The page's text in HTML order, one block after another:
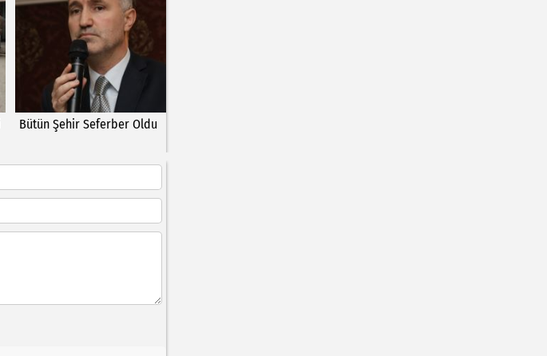
Bütün Şehir Seferber Oldu